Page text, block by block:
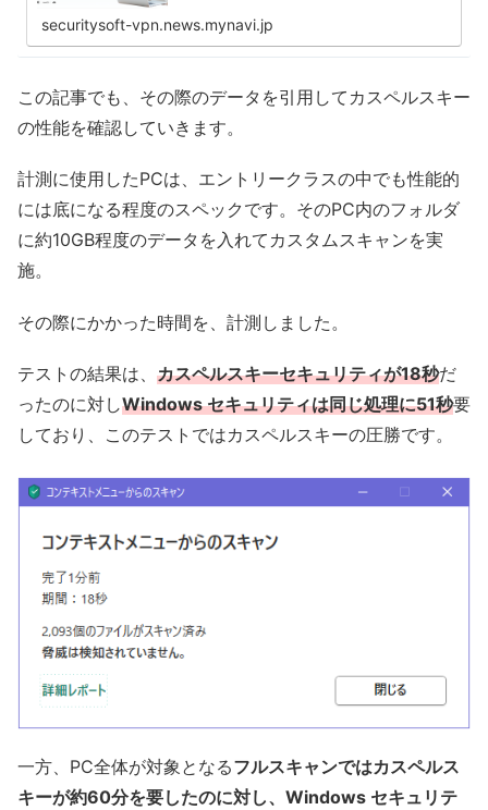
ると、「重い」という評判も「軽くて問題を感じない...
securitysoft-vpn.news.mynavi.jp
この記事でも、その際のデータを引用してカスペルスキー
の性能を確認していきます。
計測に使用したPCは、エントリークラスの中でも性能的
には底になる程度のスペックです。そのPC内のフォルダ
に約10GB程度のデータを入れてカスタムスキャンを実
施。
その際にかかった時間を、計測しました。
テストの結果は、 カスペルスキーセキュリティが18秒だ
ったのに対しWindows セキュリティは同じ処理に51秒要
しており、このテストではカスペルスキーの圧勝です。
一方、PC全体が対象となるフルスキャンではカスペルス
キーが約60分を要したのに対し、Windows セキュリテ